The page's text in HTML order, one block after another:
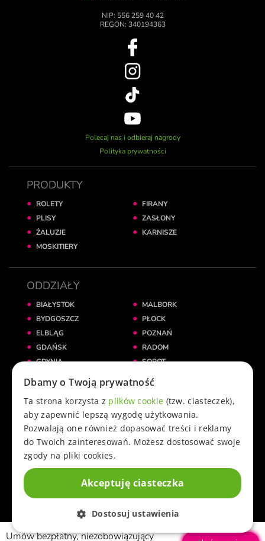
Umów bezpłatny, niezobowiązujący
NIP: 556 259 40 42
REGON: 340194363
Polecaj nas i odbieraj nagrody
Polityka prywatności
PRODUKTY
ROLETY
PLISY
ŻALUZJE
MOSKITIERY
FIRANY
ZASŁONY
KARNISZE
ODDZIAŁY
BIAŁYSTOK
BYDGOSZCZ
ELBLĄG
GDAŃSK
GDYNIA
GRUDZIĄDZ
INOWROCŁAW
KATOWICE
KRAKÓW
KWIDZYN
ŁÓDŹ
MALBORK
PŁOCK
POZNAŃ
RADOM
SOPOT
WARSZAWA
WROCŁAW
ŻNIN
© 2025 przez Cowoknie.pl. Wszelkie prawa zastrzeżone.
Dbamy o Twoją prywatność
Ta strona korzysta z plików cookie (tzw. ciasteczek),
aby zapewnić lepszą wygodę użytkowania.
Pozwalają one również dopasować treści i reklamy
do Twoich zainteresowań. Możesz dostosować swoje
zgody na pliki cookies.
Akceptuję ciasteczka
Dostosuj ustawienia